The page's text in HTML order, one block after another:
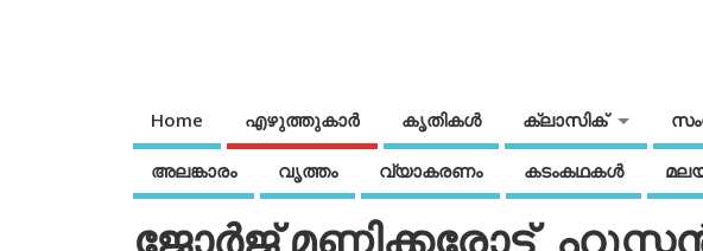
Home എഴുത്തുകാര്‍ കൃതികൾ ക്ലാസിക്
അലങ്കാരം വൃത്തം വ്യാകരണം കടംകഥകള്‍